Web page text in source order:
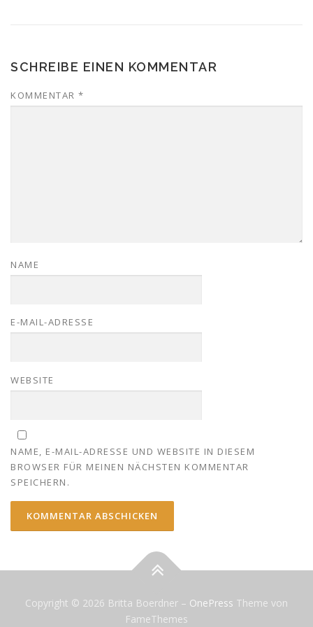
SCHREIBE EINEN KOMMENTAR
KOMMENTAR *
NAME
E-MAIL-ADRESSE
WEBSITE
NAME, E-MAIL-ADRESSE UND WEBSITE IN DIESEM
BROWSER FÜR MEINEN NÄCHSTEN KOMMENTAR
SPEICHERN.
Copyright © 2026 Britta Boerdner – OnePress Theme von
FameThemes